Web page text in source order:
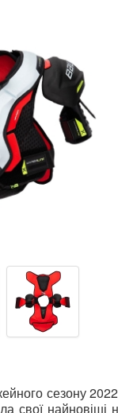
сезону
свої найновіші